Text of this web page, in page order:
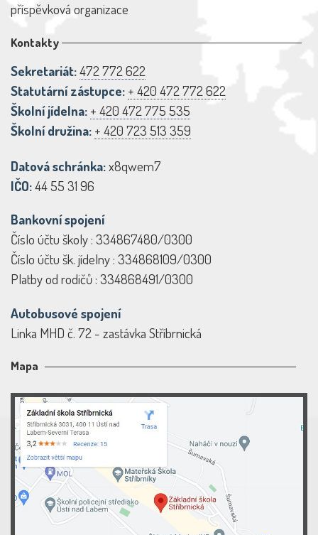
příspěvková organizace
Kontakty
Sekretariát:472 772 622
Statutární zástupce: + 420 472 772 622
Školní jídelna: + 420 472 775 535
Školní družina: + 420 723 513 359
Datová schránka:x8qwem7
IČO:44 55 31 96
Bankovní spojení
Číslo účtu školy : 334867480/0300
Číslo účtu šk. jídelny : 334868109/0300
Platby od rodičů : 334868491/0300
Autobusové spojení
Linka MHD č. 72 - zastávka Stříbrnická
Mapa